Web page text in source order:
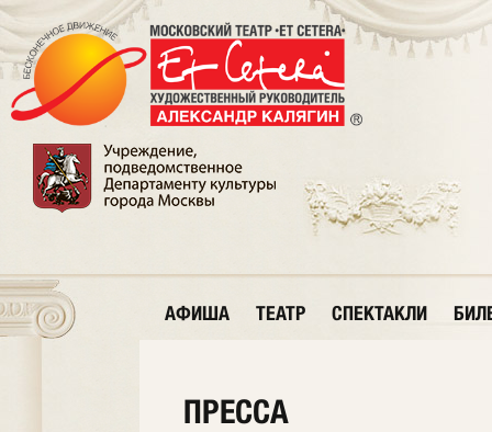
АФИША ТЕАТР СПЕКТАКЛИ
ПРЕССА